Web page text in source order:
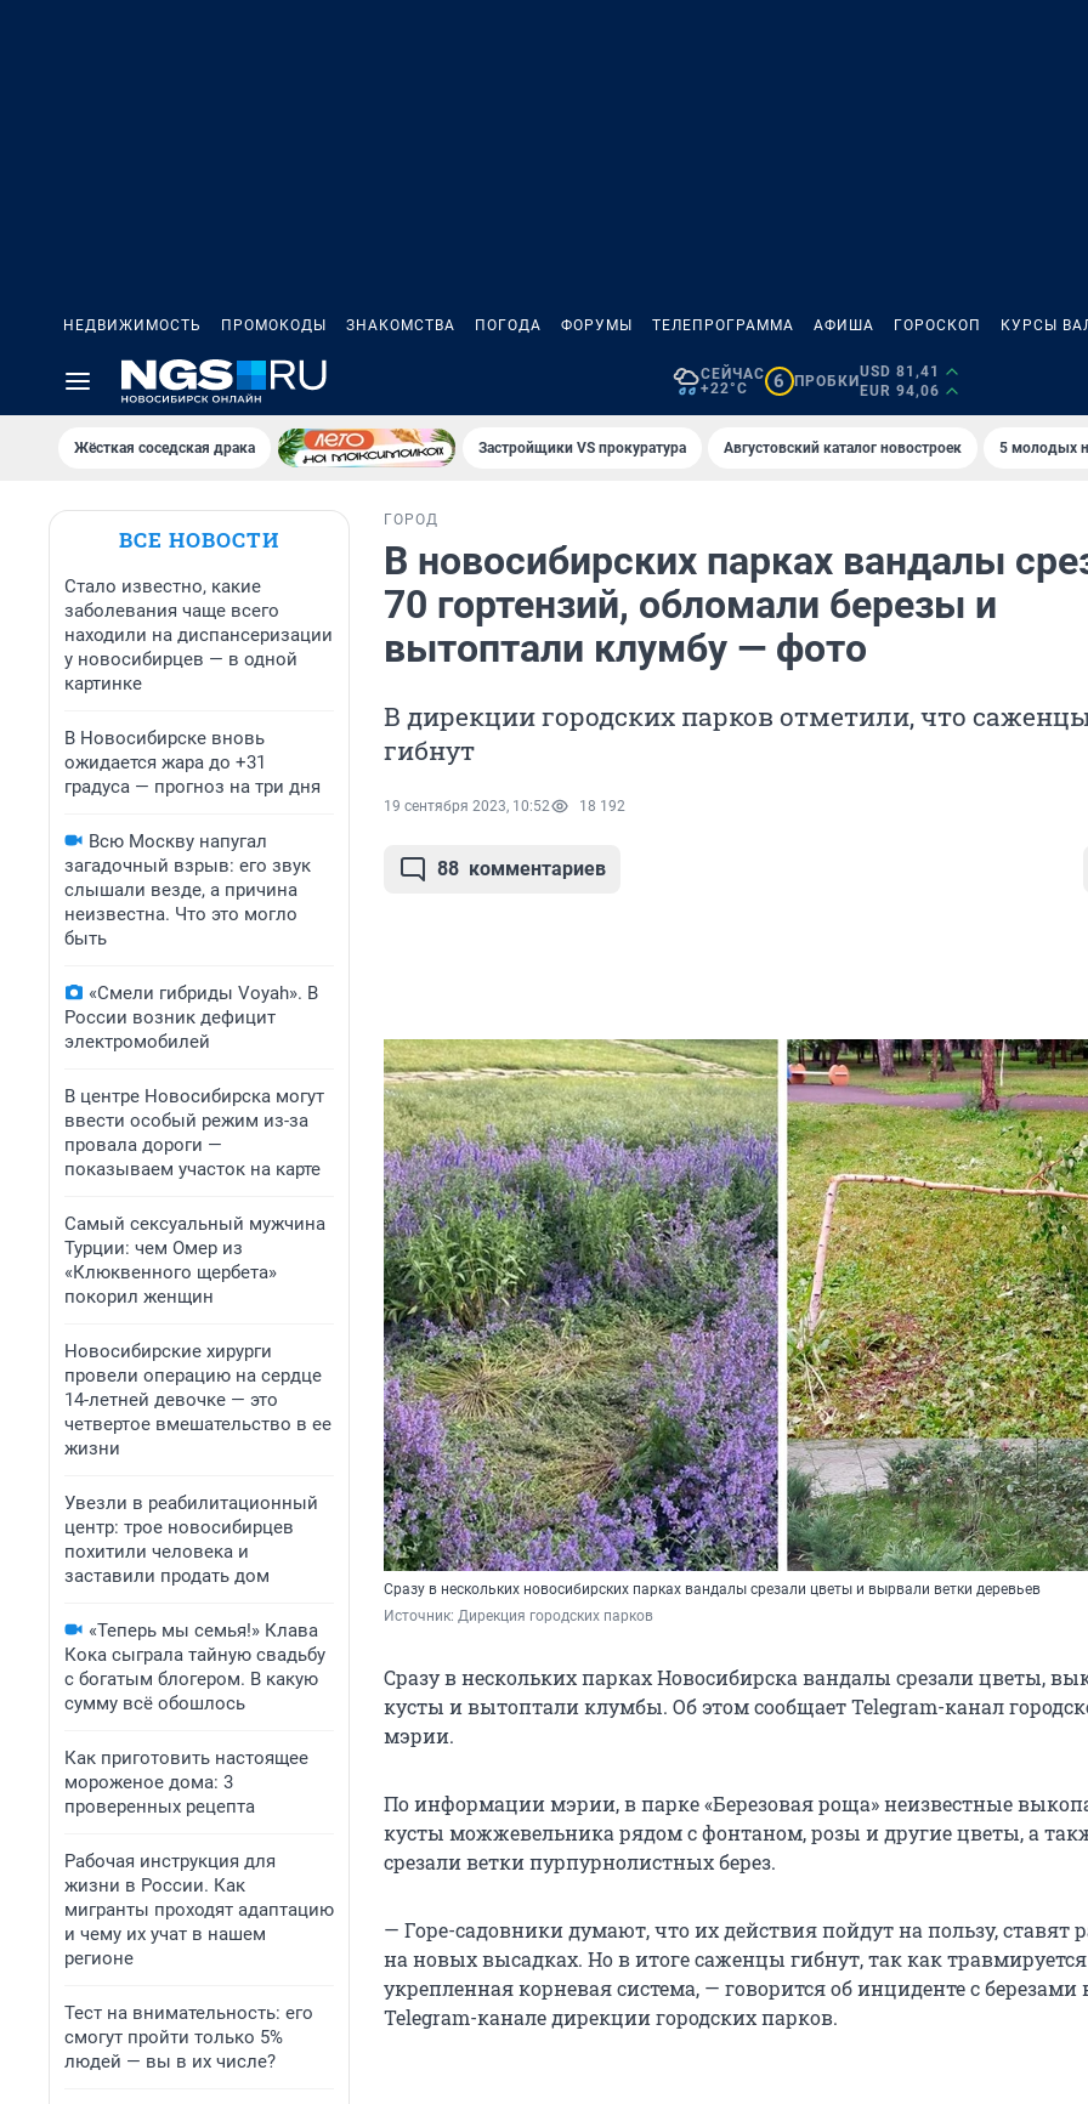
НЕДВИЖИМОСТЬ ПРОМОКОДЫ ЗНАКОМСТВА ПОГОДА ФОРУМЫ ТЕЛЕПРОГРАММА АФИША ГОРОСКОП КУРСЫ
СЕЙЧАС
+22°C
6 ПРОБКИ
USD 81,41
EUR 94,06
Жёсткая соседская драка Застройщики VS прокуратура Августовский каталог новостроек 5 молодых
ВСЕ НОВОСТИ
Стало известно, какие
заболевания чаще всего
находили на диспансеризации
у новосибирцев — в одной
картинке
В Новосибирске вновь
ожидается жара до +31
градуса — прогноз на три дня
Всю Москву напугал
загадочный взрыв: его звук
слышали везде, а причина
неизвестна. Что это могло
быть
«Смели гибриды Voyah». В
России возник дефицит
электромобилей
В центре Новосибирска могут
ввести особый режим из-за
провала дороги —
показываем участок на карте
Самый сексуальный мужчина
Турции: чем Омер из
«Клюквенного щербета»
покорил женщин
Новосибирские хирурги
провели операцию на сердце
14-летней девочке — это
четвертое вмешательство в ее
жизни
Увезли в реабилитационный
центр: трое новосибирцев
похитили человека и
заставили продать дом
«Теперь мы семья!» Клава
Кока сыграла тайную свадьбу
с богатым блогером. В какую
сумму всё обошлось
Как приготовить настоящее
мороженое дома: 3
проверенных рецепта
Рабочая инструкция для
жизни в России. Как
мигранты проходят адаптацию
и чему их учат в нашем
регионе
Тест на внимательность: его
смогут пройти только 5%
людей — вы в их числе?
ГОРОД
В новосибирских парках вандалы
70 гортензий, обломали березы и
вытоптали клумбу — фото
В дирекции городских парков отметили, что
гибнут
19 сентября 2023, 10:52 18 192
88 комментариев
Сразу в нескольких новосибирских парках вандалы срезали цветы и вырвали ветки деревьев
Источник: Дирекция городских парков
Сразу в нескольких парках Новосибирска вандалы срезали цветы,
кусты и вытоптали клумбы. Об этом сообщает Telegram-канал
мэрии.
По информации мэрии, в парке «Березовая роща» неизвестные
кусты можжевельника рядом с фонтаном, розы и другие цветы, а
срезали ветки пурпурнолистных берез.
— Горе-садовники думают, что их действия пойдут на пользу, ставят
на новых высадках. Но в итоге саженцы гибнут, так как
укрепленная корневая система, — говорится об инциденте с березами
Telegram-канале дирекции городских парков.